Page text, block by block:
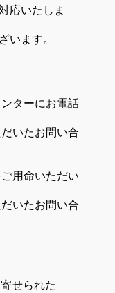
応いたしま
います。
ターにお電話
いたお問い合
用命いただい
いたお問い合
せられた